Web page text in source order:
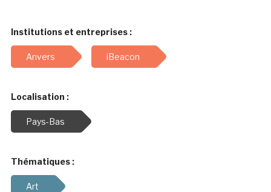
Institutions et entreprises :
Anvers iBeacon
Localisation :
Pays-Bas
Thématiques :
Art